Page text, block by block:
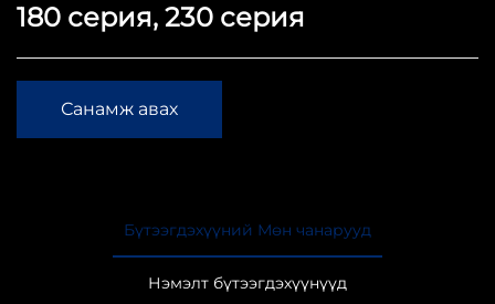
180 серия, 230 серия
Санамж авах
Бүтээгдэхүүний Мөн чанарууд
Нэмэлт бүтээгдэхүүнүүд